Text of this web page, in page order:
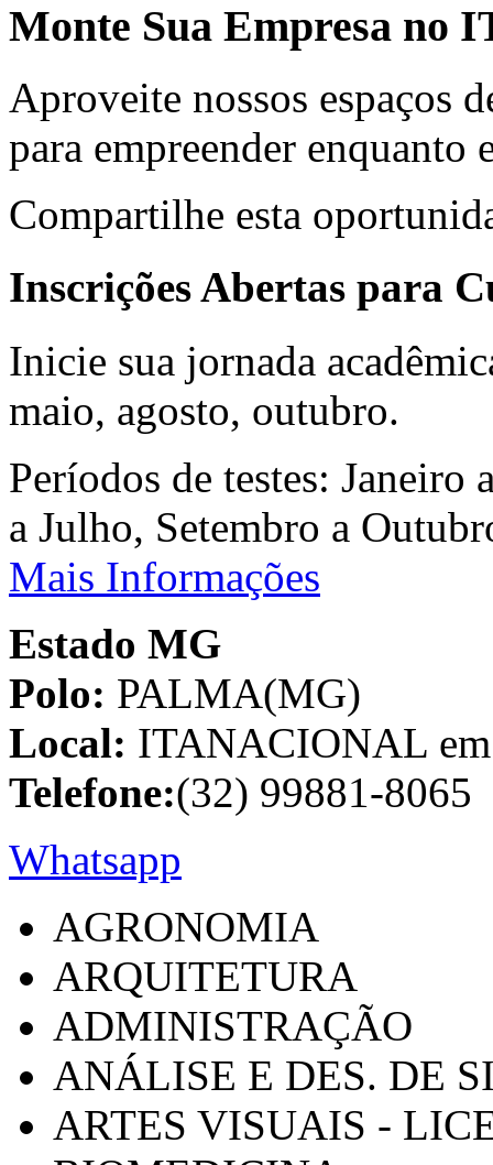
Monte Sua Empresa no
Aproveite nossos espaços
para empreender enquanto
Compartilhe esta
Inscrições Abertas para
Inicie sua jornada
maio, agosto, outubro.
Períodos de testes:
a Julho, Setembro a
Mais Informações
Estado MG
Polo: PALMA(MG)
Local: ITANACIONAL
Telefone:(32) 99881-8065
Whatsapp
AGRONOMIA
ARQUITETURA
ADMINISTRAÇÃO
ANÁLISE E DES. DE
ARTES VISUAIS -